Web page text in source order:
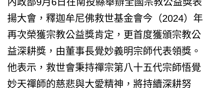
揚大會，釋迦牟尼佛救世基金會今（2024）年
再次榮獲宗教公益獎肯定，更首度獲頒宗教公
益深耕獎，由董事長覺妙義明宗師代表領獎。
他表示，救世會秉持禪宗第八十五代宗師悟覺
妙天禪師的慈悲與大愛精神，將持續深耕努